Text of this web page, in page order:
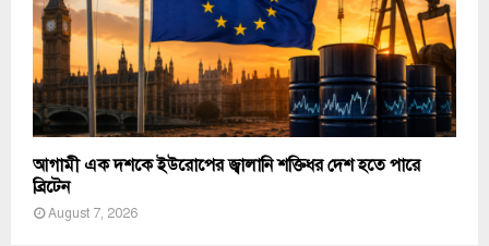
আগামী এক দশকে ইউরোপের জ্বালানি শক্তিধর দেশ হতে পারে
ব্রিটেন
August 7, 2026